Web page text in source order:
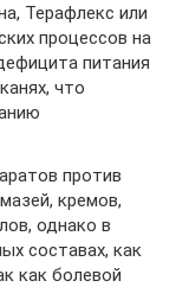
Терафлекс или
процессов на
питания
что
против
кремов,
однако в
составах, как
как болевой